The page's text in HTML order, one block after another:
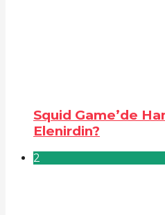
Squid Game’de
Elenirdin?
2